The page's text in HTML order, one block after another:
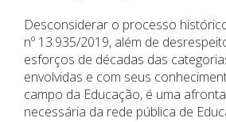
Desconsiderar o processo
nº 13.935/2019, além de
esforços de décadas das
envolvidas e com seus
campo da Educação, é uma
necessária da rede pública de